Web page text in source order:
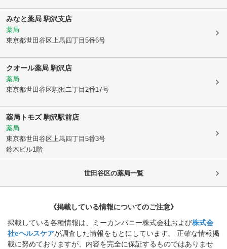
みなと薬局 駒沢支店
薬局
東京都世田谷区上馬四丁目5番6号
クオール薬局 駒沢店
薬局
東京都世田谷区駒沢二丁目2番17号
薬局トモズ 駒沢駅前店
薬局
東京都世田谷区上馬四丁目5番3号
鈴木ビル1階
世田谷区の薬局一覧
《掲載している情報についてのご注意》
掲載している各種情報は、ミーカンパニー株式会社および株式会
社eヘルスケアが調査した情報をもとにしています。 正確な情報掲
載に努めておりますが、内容を完全に保証するものではありませ